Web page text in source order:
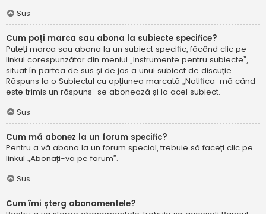
Sus
Cum poți marca sau abona la subiecte specifice?
Puteți marca sau abona la un subiect specific, făcând clic pe
linkul corespunzător din meniul „Instrumente pentru subiecte”,
situat în partea de sus și de jos a unui subiect de discuție.
Răspuns la o Subiectul cu opțiunea marcată „Notifica-mă când
este trimis un răspuns” se abonează și la acel subiect.
Sus
Cum mă abonez la un forum specific?
Pentru a vă abona la un forum special, trebuie să faceți clic pe
linkul „Abonați-vă pe forum”.
Sus
Cum îmi șterg abonamentele?